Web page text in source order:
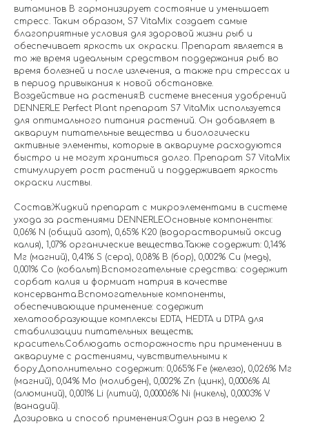
витаминов В гармонизирует состояние и уменьшает
стресс. Таким образом, S7 VitaMix создает самые
благоприятные условия для здоровой жизни рыб и
обеспечивает яркость их окраски. Препарат является в
то же время идеальным средством поддержания рыб во
время болезней и после излечения, а также при стрессах и
в период привыкания к новой обстановке.
Воздействие на растения:В системе внесения удобрений
DENNERLE Perfect Plant препарат S7 VitaMix используется
для оптимального питания растений. Он добавляет в
аквариум питательные вещества и биологически
активные элементы, которые в аквариуме расходуются
быстро и не могут храниться долго. Препарат S7 VitaMix
стимулирует рост растений и поддерживает яркость
окраски листвы.
Состав:Жидкий препарат с микроэлементами в системе
ухода за растениями DENNERLEОсновные компоненты:
0,06% N (общий азот), 0,65% К20 (водорастворимый оксид
калия), 1,07% органические вещества.Также содержит: 0,14%
Мг (магний), 0,41% S (сера), 0,08% В (бор), 0,002% Cu (медь),
0,001% Со (кобальт).Вспомогательные средства: содержит
сорбат калия и формиат натрия в качестве
консерванта.Вспомогательные компоненты,
обеспечивающие применение: содержит
хелатообразующие комплексы EDTA, HEDTA и DTPA для
стабилизации питательных веществ;
краситель.Соблюдать осторожность при применении в
аквариуме с растениями, чувствительными к
бору.Дополнительно содержит: 0,065% Fe (железо), 0,026% Мг
(магний), 0,04% Mo (молибден), 0,002% Zn (цинк), 0,0006% Al
(алюминий), 0,001% Li (литий), 0,00006% Ni (никель), 0,0003% V
(ванадий).
Дозировка и способ применения:Один раз в неделю 2